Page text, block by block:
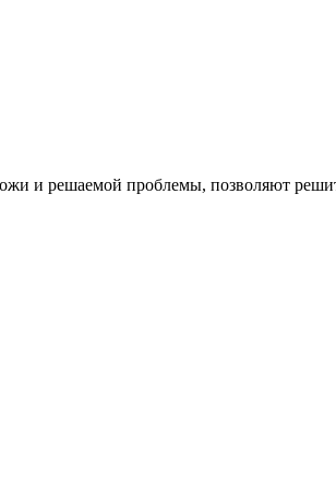
и решаемой проблемы, позволяют